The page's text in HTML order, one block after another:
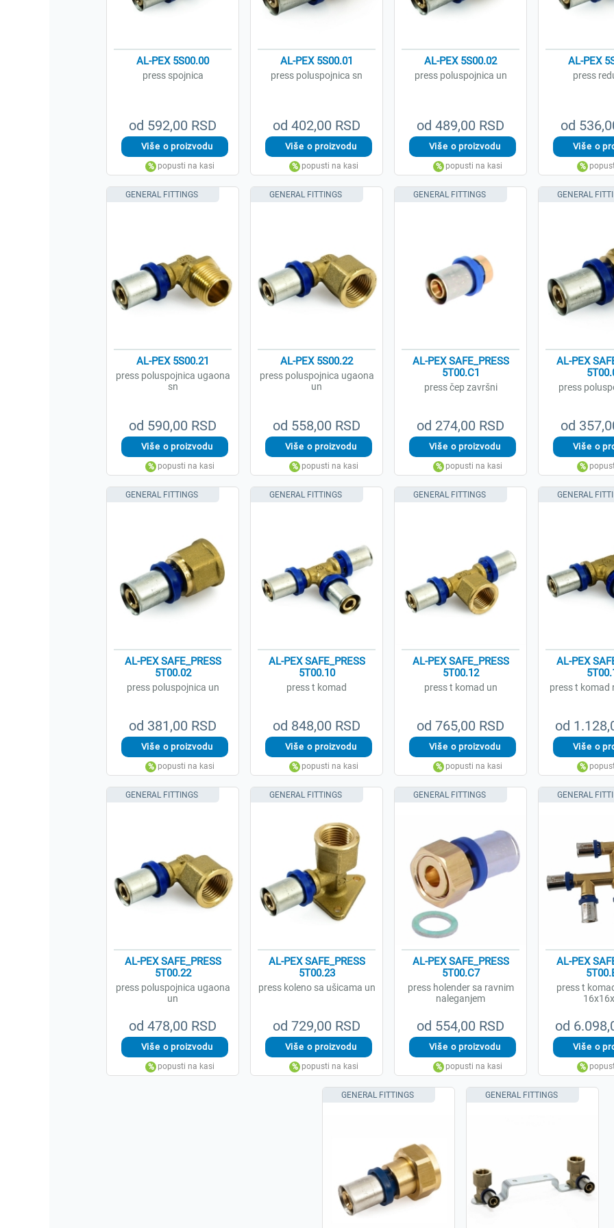
od 592,00 RSD
AL-PEX 5S00.00
press spojnica
od 402,00 RSD
AL-PEX 5S00.01
press poluspojnica sn
od 489,00 RSD
AL-PEX 5S00.02
press poluspojnica un
od
AL-PEX
press
od 590,00 RSD
AL-PEX 5S00.21
press poluspojnica ugaona
sn
GENERAL FITTINGS
od 558,00 RSD
AL-PEX 5S00.22
press poluspojnica ugaona
un
GENERAL FITTINGS
od 274,00 RSD
AL-PEX SAFE_PRESS
5T00.C1
press čep završni
GENERAL FITTINGS
od
AL-PEX
press
GENERAL
od 381,00 RSD
AL-PEX SAFE_PRESS
5T00.02
press poluspojnica un
GENERAL FITTINGS
od 848,00 RSD
AL-PEX SAFE_PRESS
5T00.10
press t komad
GENERAL FITTINGS
od 765,00 RSD
AL-PEX SAFE_PRESS
5T00.12
press t komad un
GENERAL FITTINGS
od
AL-PEX
press t komad
GENERAL
od 478,00 RSD
AL-PEX SAFE_PRESS
5T00.22
press poluspojnica ugaona
un
GENERAL FITTINGS
od 729,00 RSD
AL-PEX SAFE_PRESS
5T00.23
press koleno sa ušicama un
GENERAL FITTINGS
od 554,00 RSD
AL-PEX SAFE_PRESS
5T00.C7
press holender sa ravnim
naleganjem
GENERAL FITTINGS
od
AL-PEX
press t
GENERAL
GENERAL FITTINGS GENERAL FITTINGS